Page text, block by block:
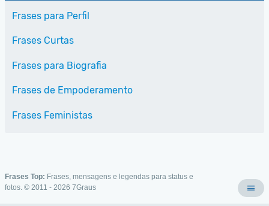
Frases para Perfil
Frases Curtas
Frases para Biografia
Frases de Empoderamento
Frases Feministas
Frases Top: Frases, mensagens e legendas para status e
fotos. © 2011 - 2026 7Graus